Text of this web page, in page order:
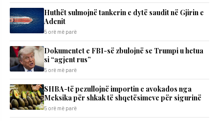
Huthët sulmojnë tankerin e dytë saudit në Gjirin e
Adenit
5 orë më parë
Dokumentet e FBI-së zbulojnë se Trumpi u hetua
si “agjent rus”
5 orë më parë
SHBA-të pezullojnë importin e avokados nga
Meksika për shkak të shqetësimeve për sigurinë
5 orë më parë